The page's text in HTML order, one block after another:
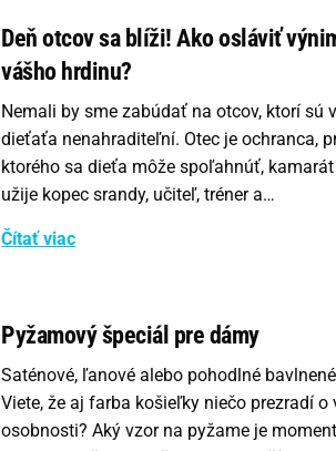
Deň otcov sa blíži! Ako osláviť
vášho hrdinu?
Nemali by sme zabúdať na otcov, ktorí sú
dieťaťa nenahraditeľní. Otec je ochranca,
ktorého sa dieťa môže spoľahnúť,
užije kopec srandy, učiteľ, tréner a…
Čítať viac
Pyžamový špeciál pre dámy
Saténové, ľanové alebo pohodlné
Viete, že aj farba košieľky niečo prezradí o
osobnosti? Aký vzor na pyžame je